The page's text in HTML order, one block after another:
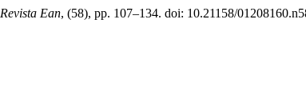
Revista Ean, (58), pp. 107–134. doi: 10.21158/